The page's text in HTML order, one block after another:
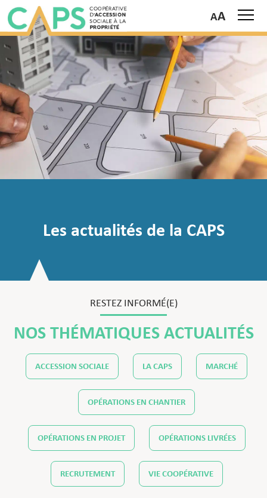
Les actualités de la CAPS
RESTEZ INFORMÉ(E)
NOS THÉMATIQUES ACTUALITÉS
ACCESSION SOCIALE LA CAPS MARCHÉ
OPÉRATIONS EN CHANTIER
OPÉRATIONS EN PROJET OPÉRATIONS LIVRÉES
RECRUTEMENT VIE COOPÉRATIVE
A